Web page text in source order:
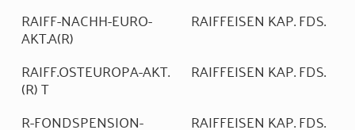
RAIFF-NACHH-EURO-
AKT.A(R)
RAIFFEISEN KAP. FDS.
RAIFF.OSTEUROPA-AKT.
(R) T
RAIFFEISEN KAP. FDS.
R-FONDSPENSION-
RAIFFEISEN KAP. FDS.